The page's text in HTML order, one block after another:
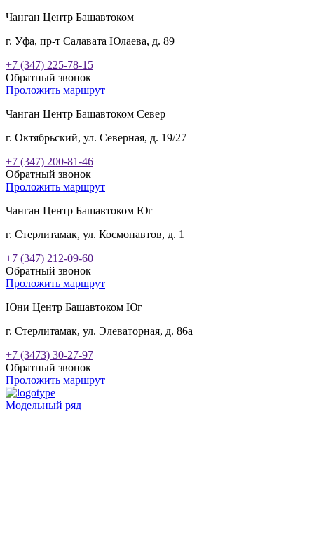
Чанган Центр Башавтоком
г. Уфа, пр-т Салавата Юлаева, д. 89
+7 (347) 225-78-15
Обратный звонок
Проложить маршрут
Чанган Центр Башавтоком Север
г. Октябрьский, ул. Северная, д. 19/27
+7 (347) 200-81-46
Обратный звонок
Проложить маршрут
Чанган Центр Башавтоком Юг
г. Стерлитамак, ул. Космонавтов, д. 1
+7 (347) 212-09-60
Обратный звонок
Проложить маршрут
Юни Центр Башавтоком Юг
г. Стерлитамак, ул. Элеваторная, д. 86а
+7 (3473) 30-27-97
Обратный звонок
Проложить маршрут
Модельный ряд